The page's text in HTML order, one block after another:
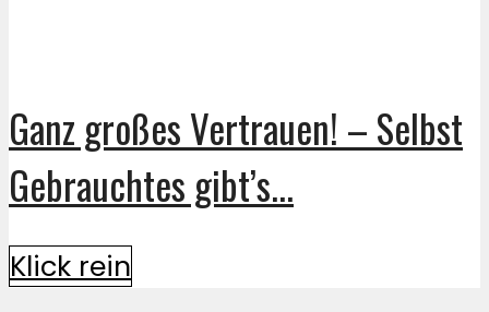
Ganz großes Vertrauen! – Selbst
Gebrauchtes gibt’s...
Klick rein